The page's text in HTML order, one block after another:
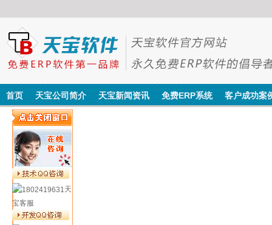
首页 天宝公司简介 天宝新闻资讯 免费ERP系统 客户成功案
天
宝客服